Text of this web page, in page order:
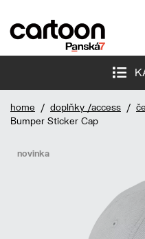
home / doplňky /access /
Bumper Sticker Cap
novinka